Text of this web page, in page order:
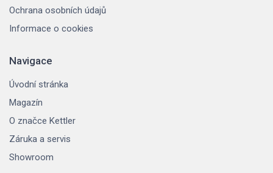
Ochrana osobních údajů
Informace o cookies
Navigace
Úvodní stránka
Magazín
O značce Kettler
Záruka a servis
Showroom